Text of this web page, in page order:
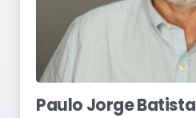
Paulo Jorge Batista